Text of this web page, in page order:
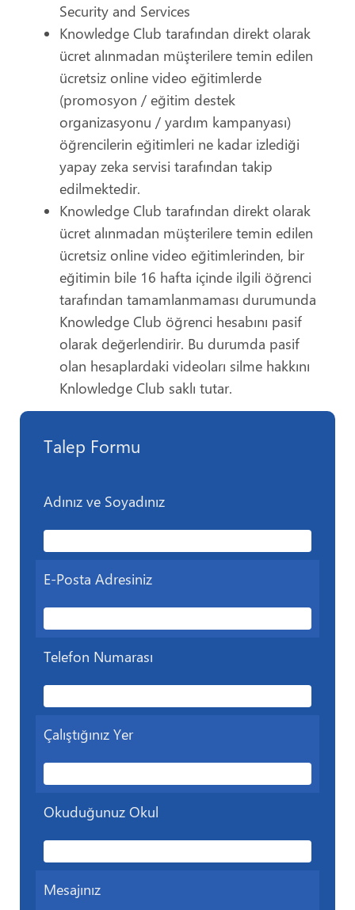
Security and Services
Knowledge Club tarafından direkt olarak
ücret alınmadan müşterilere temin edilen
ücretsiz online video eğitimlerde
(promosyon / eğitim destek
organizasyonu / yardım kampanyası)
öğrencilerin eğitimleri ne kadar izlediği
yapay zeka servisi tarafından takip
edilmektedir.
Knowledge Club tarafından direkt olarak
ücret alınmadan müşterilere temin edilen
ücretsiz online video eğitimlerinden, bir
eğitimin bile 16 hafta içinde ilgili öğrenci
tarafından tamamlanmaması durumunda
Knowledge Club öğrenci hesabını pasif
olarak değerlendirir. Bu durumda pasif
olan hesaplardaki videoları silme hakkını
Knlowledge Club saklı tutar.
Talep Formu
Adınız ve Soyadınız
E-Posta Adresiniz
Telefon Numarası
Çalıştığınız Yer
Okuduğunuz Okul
Mesajınız
Şifremi Unuttum
Video Eğitimler
İletişim